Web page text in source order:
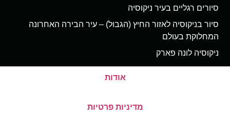
סיורים רגליים בעיר ניקוסיה
סיור בניקוסיה לאזור החיץ (הגבול) – עיר הבירה האחרונה
המחלוקת בעולם
ניקוסיה לונה פארק
אודות
מדיניות פרטיות